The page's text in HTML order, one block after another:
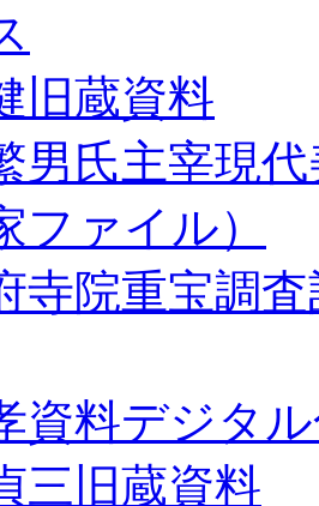
旧蔵資料
男氏主宰現
ファイル）
寺院重宝調
資料デジタ
三旧蔵資料